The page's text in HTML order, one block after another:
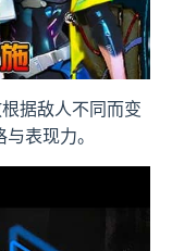
据敌人不同而变
表现力。